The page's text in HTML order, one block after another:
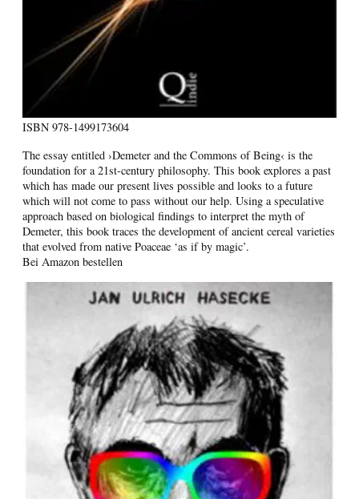
ISBN 978-1499173604
The essay entitled ›Demeter and the Commons of Being‹ is the
foundation for a 21st-century philosophy. This book explores a past
which has made our present lives possible and looks to a future
which will not come to pass without our help. Using a speculative
approach based on biological findings to interpret the myth of
Demeter, this book traces the development of ancient cereal varieties
that evolved from native Poaceae ‘as if by magic’.
Bei Amazon bestellen